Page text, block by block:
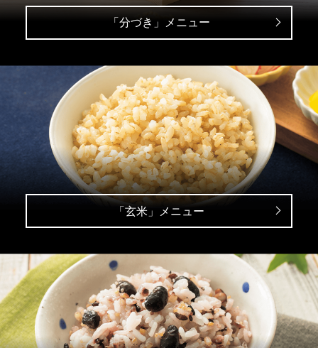
「分づき」メニュー
「玄米」メニュー